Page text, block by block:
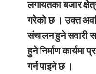
लगायतका बजार
गरेको छ । उक्त
संचालन हुने सवारी
हुने निर्माण कार्यमा
गर्न पाइने छ ।